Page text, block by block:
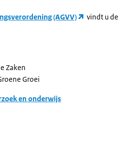
(AGVV)
vindt u de
Zaken
Groei
en onderwijs